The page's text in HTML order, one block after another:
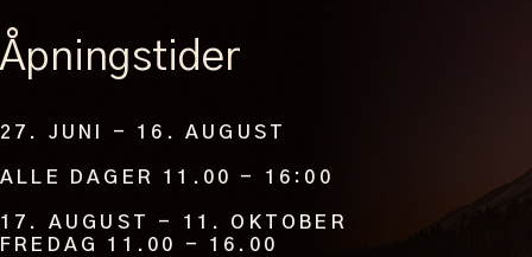
Åpningstider
27. JUNI - 16. AUGUST
ALLE DAGER 11.00 - 16:00
17. AUGUST - 11. OKTOBER
FREDAG 11.00 - 16.00